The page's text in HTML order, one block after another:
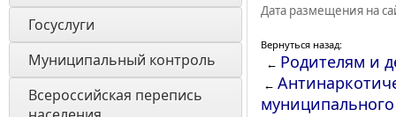
Госуслуги
Муниципальный контроль
Всероссийская перепись
Дата размещения на
Вернуться назад:
← Родителям и
←
муниципального